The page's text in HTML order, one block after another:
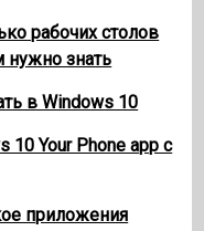
рабочих столов
нужно знать
в Windows 10
10 Your Phone app с
приложения